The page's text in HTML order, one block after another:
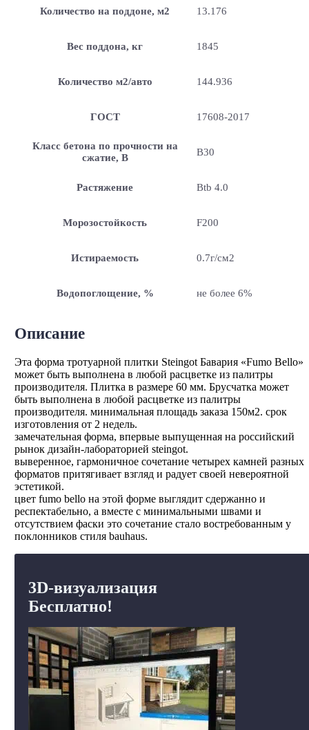
Количество на поддоне, м2 13.176
Вес поддона, кг 1845
Количество м2/авто 144.936
ГОСТ 17608-2017
Класс бетона по прочности на
сжатие, В
B30
Растяжение Btb 4.0
Морозостойкость F200
Истираемость 0.7г/см2
Водопоглощение, % не более 6%
Описание
Эта форма тротуарной плитки Steingot Бавария «Fumo Bello»
может быть выполнена в любой расцветке из палитры
производителя. Плитка в размере 60 мм. Брусчатка может
быть выполнена в любой расцветке из палитры
производителя. минимальная площадь заказа 150м2. срок
изготовления от 2 недель.
замечательная форма, впервые выпущенная на российский
рынок дизайн-лабораторией steingot.
выверенное, гармоничное сочетание четырех камней разных
форматов притягивает взгляд и радует своей невероятной
эстетикой.
цвет fumo bello на этой форме выглядит сдержанно и
респектабельно, а вместе с минимальными швами и
отсутствием фаски это сочетание стало востребованным у
поклонников стиля bauhaus.
3D-визуализация
Бесплатно!